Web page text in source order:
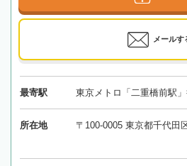
メールす
最寄駅 東京メトロ「二重橋前駅
所在地 〒100-0005 東京都千代田